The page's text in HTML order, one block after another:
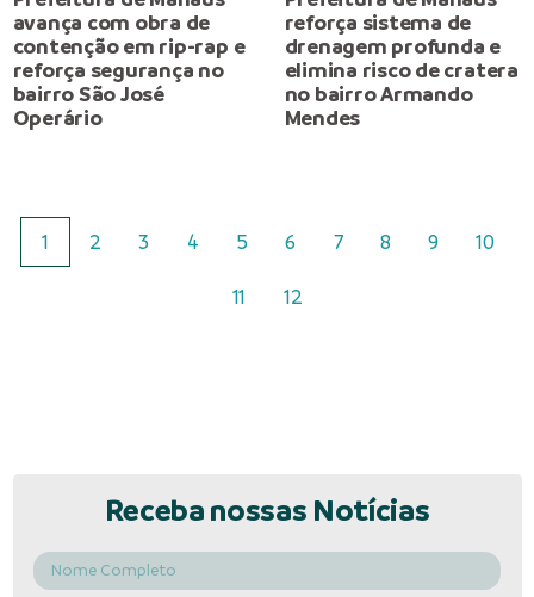
avança com obra de
contenção em rip-rap e
reforça segurança no
bairro São José
Operário
reforça sistema de
drenagem profunda e
elimina risco de cratera
no bairro Armando
Mendes
1 2 3 4 5 6 7 8 9 10
11 12
Receba nossas Notícias